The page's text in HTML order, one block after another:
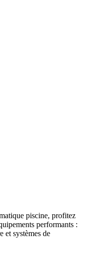
piscine, profitez
performants :
et systèmes de